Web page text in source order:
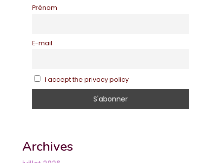
Prénom
E-mail
I accept the privacy policy
Archives